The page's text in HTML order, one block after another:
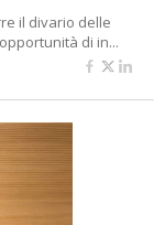
il divario delle
di in...